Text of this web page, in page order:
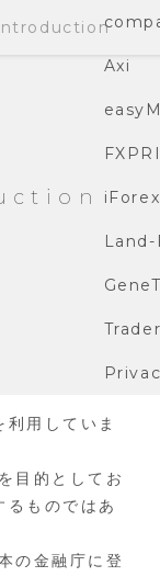
Axi
iForex
Land-
用していま
目的としてお
るものではあ
の金融庁に登